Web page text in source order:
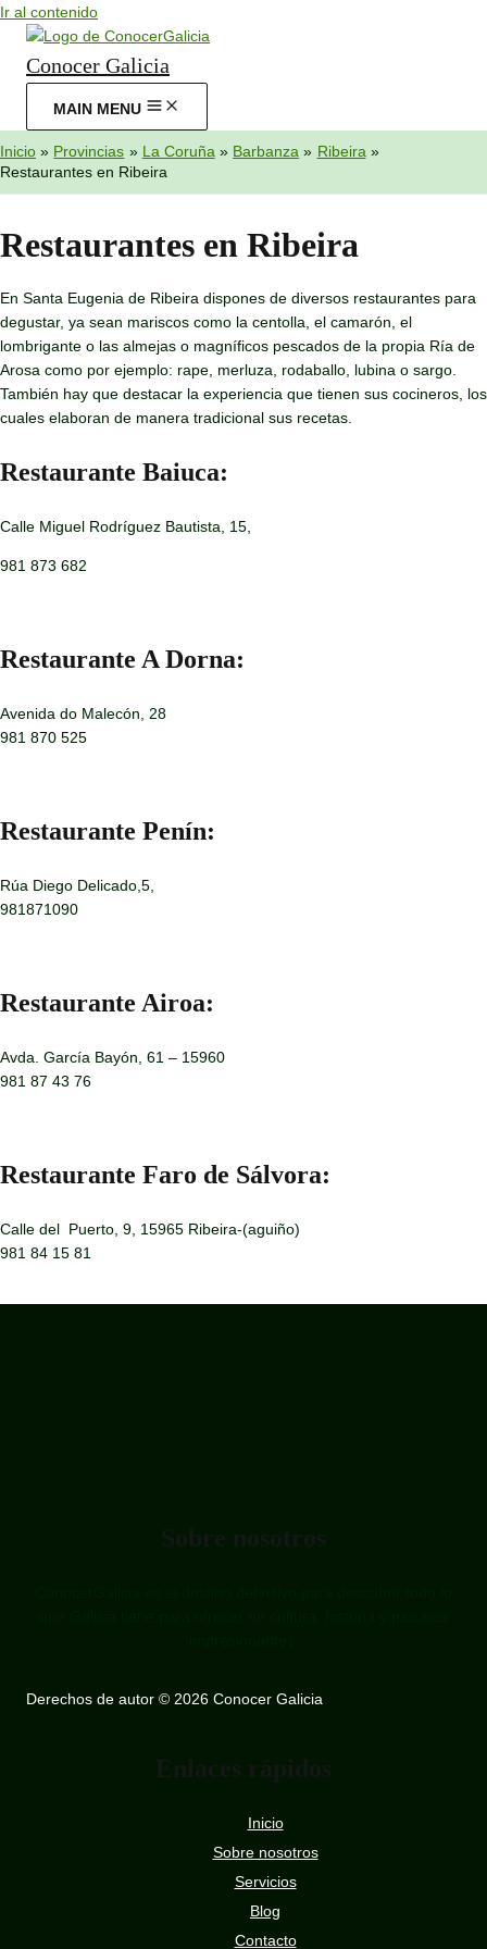
Ir al contenido
Conocer Galicia
MAIN MENU
Inicio Provincias La Coruña Barbanza
Ribeira
Restaurantes en Ribeira
Restaurantes en Ribeira
En Santa Eugenia de Ribeira dispones de diversos restaurantes para
degustar, ya sean mariscos como la centolla, el camarón, el
lombrigante o las almejas o magníficos pescados de la propia Ría de
Arosa como por ejemplo: rape, merluza, rodaballo, lubina o sargo.
También hay que destacar la experiencia que tienen sus cocineros, los
cuales elaboran de manera tradicional sus recetas.
Restaurante Baiuca:
Calle Miguel Rodríguez Bautista, 15,
981 873 682
Restaurante A Dorna:
Avenida do Malecón, 28
981 870 525
Restaurante Penín:
Rúa Diego Delicado,5,
981871090
Restaurante Airoa:
Avda. García Bayón, 61 – 15960
981 87 43 76
Restaurante Faro de Sálvora:
Calle del Puerto, 9, 15965 Ribeira-(aguiño)
981 84 15 81
Derechos de autor © 2026 Conocer Galicia
Inicio
Sobre nosotros
Servicios
Blog
Contacto